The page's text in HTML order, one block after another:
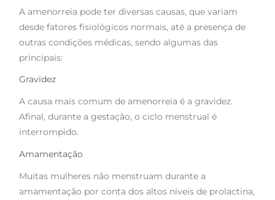
A amenorreia pode ter diversas causas, que variam
desde fatores fisiológicos normais, até a presença de
outras condições médicas, sendo algumas das
principais:
Gravidez
A causa mais comum de amenorreia é a gravidez.
Afinal, durante a gestação, o ciclo menstrual é
interrompido.
Amamentação
Muitas mulheres não menstruam durante a
amamentação por conta dos altos níveis de prolactina,